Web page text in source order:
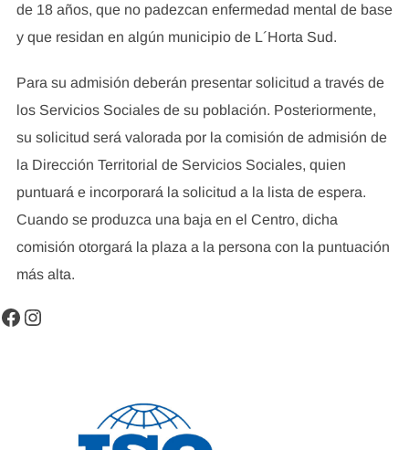
de 18 años, que no padezcan enfermedad mental de base
y que residan en algún municipio de L´Horta Sud.
Para su admisión deberán presentar solicitud a través de
los Servicios Sociales de su población. Posteriormente,
su solicitud será valorada por la comisión de admisión de
la Dirección Territorial de Servicios Sociales, quien
puntuará e incorporará la solicitud a la lista de espera.
Cuando se produzca una baja en el Centro, dicha
comisión otorgará la plaza a la persona con la puntuación
más alta.
Facebook
Instagram